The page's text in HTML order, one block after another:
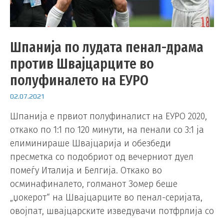
Шпанија по лудата пенал-драма
против Швајцарците во
полуфиналето на ЕУРО
02.07.2021
Шпанија е првиот полуфиналист на ЕУРО 2020,
откако по 1:1 по 120 минути, на пенали со 3:1 ја
елиминираше Швајцарија и обезбеди
пресметка со подобриот од вечерниот дуел
помеѓу Италија и Белгија. Откако во
осминафиналето, голманот Зомер беше
„џокерот“ на Швајцарците во пенал-серијата,
овојпат, швајцарските изведувачи потфрлија со